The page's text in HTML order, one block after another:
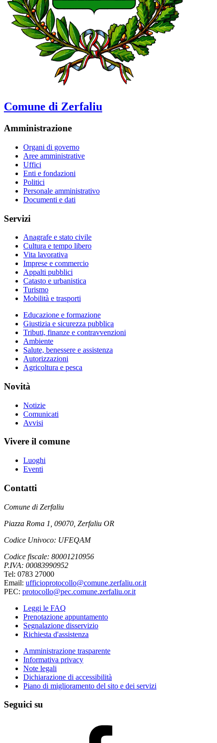
Comune di Zerfaliu
Amministrazione
Organi di governo
Aree amministrative
Uffici
Enti e fondazioni
Politici
Personale amministrativo
Documenti e dati
Servizi
Anagrafe e stato civile
Cultura e tempo libero
Vita lavorativa
Imprese e commercio
Appalti pubblici
Catasto e urbanistica
Turismo
Mobilità e trasporti
Educazione e formazione
Giustizia e sicurezza pubblica
Tributi, finanze e contravvenzioni
Ambiente
Salute, benessere e assistenza
Autorizzazioni
Agricoltura e pesca
Novità
Notizie
Comunicati
Avvisi
Vivere il comune
Luoghi
Eventi
Contatti
Comune di Zerfaliu
Piazza Roma 1, 09070, Zerfaliu OR
Codice Univoco: UFEQAM
Codice fiscale: 80001210956
P.IVA: 00083990952
Tel: 0783 27000
Email: ufficioprotocollo@comune.zerfaliu.or.it
PEC: protocollo@pec.comune.zerfaliu.or.it
Leggi le FAQ
Prenotazione appuntamento
Segnalazione disservizio
Richiesta d'assistenza
Amministrazione trasparente
Informativa privacy
Note legali
Dichiarazione di accessibilità
Piano di miglioramento del sito e dei servizi
Seguici su